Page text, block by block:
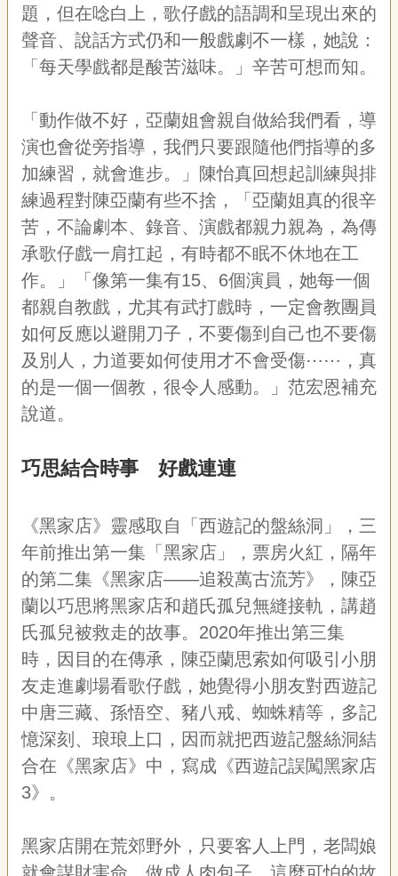
S題，但在唸白上，歌仔戲的語調和呈現出來的
聲音、說話方式仍和一般戲劇不一樣，她說：
「每天學戲都是酸苦滋味。」辛苦可想而知。
「動作做不好，亞蘭姐會親自做給我們看，導
演也會從旁指導，我們只要跟隨他們指導的多
加練習，就會進步。」陳怡真回想起訓練與排
練過程對陳亞蘭有些不捨，「亞蘭姐真的很辛
苦，不論劇本、錄音、演戲都親力親為，為傳
承歌仔戲一肩扛起，有時都不眠不休地在工
作。」「像第一集有15、 6個演員，她每一個
都親自教戲，尤其有武打戲時，一定會教團員
如何反應以避開刀子，不要傷到自己也不要傷
及別人，力道要如何使用才不會受傷⋯⋯ ，真
的是一個一個教，很令人感動。」范宏恩補充
說道。
巧思結合時事 好戲連連
《黑家店》靈感取自「西遊記的盤絲洞」，三
年前推出第一集「黑家店」，票房火紅，隔年
的第二集《黑家店——追殺萬古流芳》，陳亞
蘭以巧思將黑家店和趙氏孤兒無縫接軌，講趙
氏孤兒被救走的故事。 2020年推出第三集
時，因目的在傳承，陳亞蘭思索如何吸引小朋
友走進劇場看歌仔戲，她覺得小朋友對西遊記
中唐三藏、孫悟空、豬八戒、蜘蛛精等，多記
憶深刻、琅琅上口，因而就把西遊記盤絲洞結
合在《黑家店》中，寫成《西遊記誤闖黑家店
3》。
黑家店開在荒郊野外，只要客人上門，老闆娘